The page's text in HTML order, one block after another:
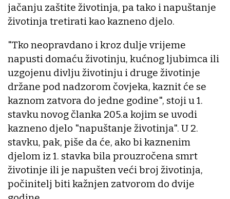
jačanju zaštite životinja, pa tako i napuštanje
životinja tretirati kao kazneno djelo.
"Tko neopravdano i kroz dulje vrijeme
napusti domaću životinju, kućnog ljubimca ili
uzgojenu divlju životinju i druge životinje
držane pod nadzorom čovjeka, kaznit će se
kaznom zatvora do jedne godine", stoji u 1.
stavku novog članka 205.a kojim se uvodi
kazneno djelo "napuštanje životinja". U 2.
stavku, pak, piše da će, ako bi kaznenim
djelom iz 1. stavka bila prouzročena smrt
životinje ili je napušten veći broj životinja,
počinitelj biti kažnjen zatvorom do dvije